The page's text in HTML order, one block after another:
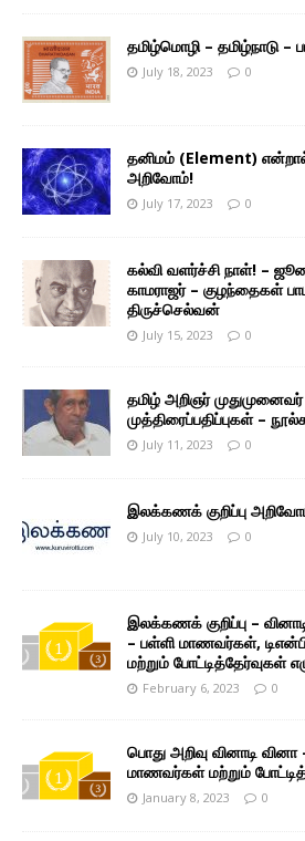
தமிழ்மொழி – தமிழ்நாடு
July 18, 2023 0
தனிமம் (Element)
அறிவோம்!
July 17, 2023 0
கல்வி வளர்ச்சி நாள்! –
காமராஜர் – குழந்தைகள்
திருச்செல்வன்
July 15, 2023 0
தமிழ் அறிஞர்
முத்திரைப்பதிப்புகள் –
July 11, 2023 0
இலக்கணக் குறிப்பு
July 10, 2023 0
இலக்கணக் குறிப்பு –
– பள்ளி மாணவர்கள்,
மற்றும் போட்டித்தேர்வுகள்
February 6, 2023 0
பொது அறிவு வினாடி
மாணவர்கள் மற்றும்
January 8, 2023 0